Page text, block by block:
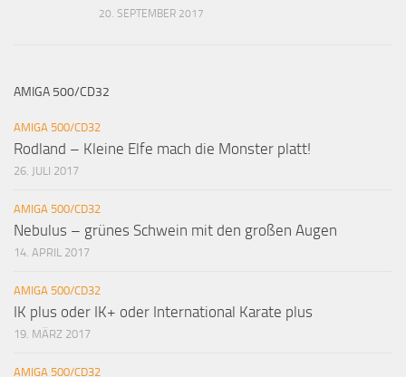
20. SEPTEMBER 2017
AMIGA 500/CD32
AMIGA 500/CD32
Rodland – Kleine Elfe mach die Monster platt!
26. JULI 2017
AMIGA 500/CD32
Nebulus – grünes Schwein mit den großen Augen
14. APRIL 2017
AMIGA 500/CD32
IK plus oder IK+ oder International Karate plus
19. MÄRZ 2017
AMIGA 500/CD32